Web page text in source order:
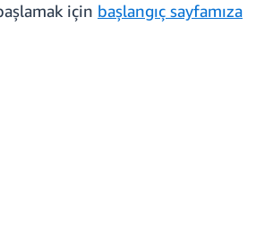
için başlangıç sayfamıza